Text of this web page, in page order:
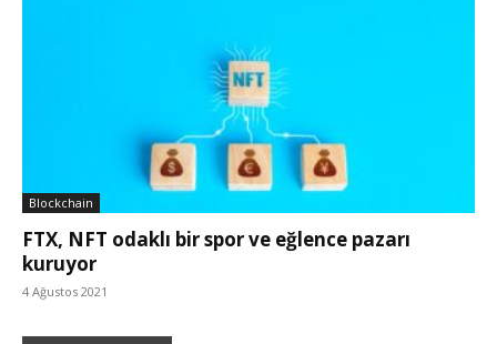
Blockchain
FTX, NFT odaklı bir spor ve eğlence pazarı
kuruyor
4 Ağustos 2021